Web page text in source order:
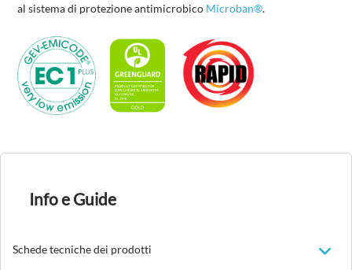
al sistema di protezione antimicrobico Microban®.
Info e Guide
Schede tecniche dei prodotti